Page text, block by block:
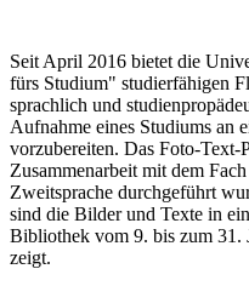
Seit April 2016 bietet die
fürs Studium" studierfähigen
sprachlich und
Aufnahme eines Studiums an
vorzubereiten. Das Foto-
Zusammenarbeit mit dem
Zweitsprache durchgeführt
sind die Bilder und Texte in
Bibliothek vom 9. bis zum 31.
zeigt.